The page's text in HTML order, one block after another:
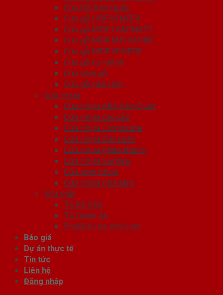
Cửa Gỗ Hàn Quốc
Cửa gỗ HDF VENEER
Cửa gỗ MDF LAMINATE
Cửa gỗ MDF MELAMINE
Cửa gỗ MDF VENEER
Cửa gỗ tự nhiên
Cửa vòm gỗ
Cửa gỗ nhà tắm
Cửa nhựa
Cửa nhựa ABS Hàn Quốc
Cửa nhựa cao cấp
Cửa nhựa Composite
Cửa nhựa Đài Loan
Cửa nhựa ghép thanh
Cửa nhựa Sungyu
Cửa vòm nhựa
Cửa nhựa nhà tắm
Nội thất
Tủ Kệ Bếp
Tủ Quần Áo
Phụ kiện cửa nhà tắm
Báo giá
Dự án thực tế
Tin tức
Liên hệ
Đăng nhập